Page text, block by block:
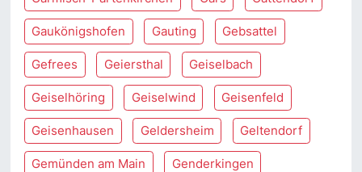
Gaukönigshofen Gauting Gebsattel
Gefrees Geiersthal Geiselbach
Geiselhöring Geiselwind Geisenfeld
Geisenhausen Geldersheim Geltendorf
Gemünden am Main Genderkingen